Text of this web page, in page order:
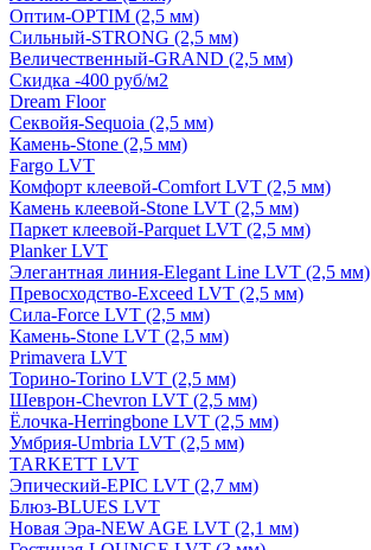
Оптим-OPTIM (2,5 мм)
Сильный-STRONG (2,5 мм)
Величественный-GRAND (2,5 мм)
Скидка -400 руб/м2
Dream Floor
Секвойя-Sequoia (2,5 мм)
Камень-Stone (2,5 мм)
Fargo LVT
Комфорт клеевой-Comfort LVT (2,5 мм)
Камень клеевой-Stone LVT (2,5 мм)
Паркет клеевой-Parquet LVT (2,5 мм)
Planker LVT
Элегантная линия-Elegant Line LVT (2,5 мм)
Превосходство-Exceed LVT (2,5 мм)
Сила-Force LVT (2,5 мм)
Камень-Stone LVT (2,5 мм)
Primavera LVT
Торино-Torino LVT (2,5 мм)
Шеврон-Chevron LVT (2,5 мм)
Ёлочка-Herringbone LVT (2,5 мм)
Умбрия-Umbria LVT (2,5 мм)
TARKETT LVT
Эпический-EPIC LVT (2,7 мм)
Блюз-BLUES LVT
Новая Эра-NEW AGE LVT (2,1 мм)